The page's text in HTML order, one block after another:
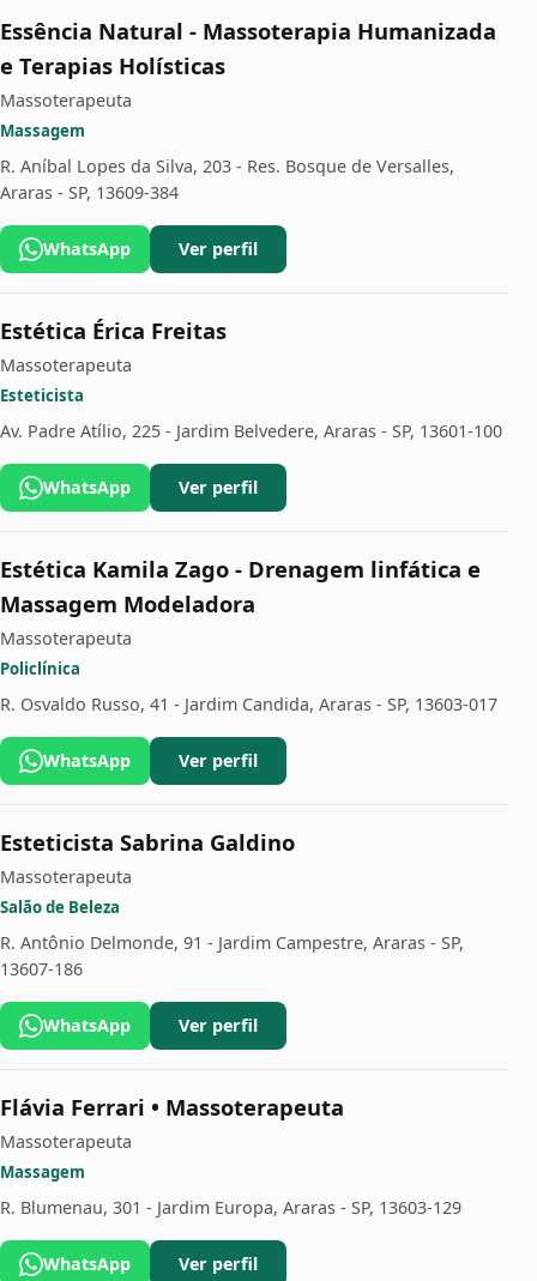
Essência Natural - Massoterapia Humanizada
e Terapias Holísticas
Massoterapeuta
Massagem
R. Aníbal Lopes da Silva, 203 - Res. Bosque de Versalles,
Araras - SP, 13609-384
WhatsApp Ver perfil
Estética Érica Freitas
Massoterapeuta
Esteticista
Av. Padre Atílio, 225 - Jardim Belvedere, Araras - SP, 13601-100
WhatsApp Ver perfil
Estética Kamila Zago - Drenagem linfática e
Massagem Modeladora
Massoterapeuta
Policlínica
R. Osvaldo Russo, 41 - Jardim Candida, Araras - SP, 13603-017
WhatsApp Ver perfil
Esteticista Sabrina Galdino
Massoterapeuta
Salão de Beleza
R. Antônio Delmonde, 91 - Jardim Campestre, Araras - SP,
13607-186
WhatsApp Ver perfil
Flávia Ferrari • Massoterapeuta
Massoterapeuta
Massagem
R. Blumenau, 301 - Jardim Europa, Araras - SP, 13603-129
WhatsApp Ver perfil